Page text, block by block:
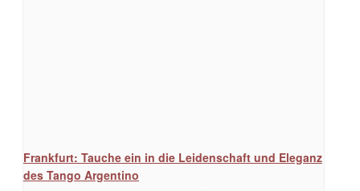
Frankfurt: Tauche ein in die Leidenschaft und Eleganz
des Tango Argentino